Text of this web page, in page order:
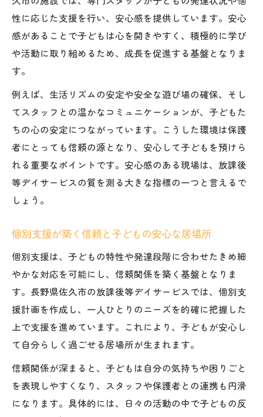
性に応じた支援を行い、安心感を提供しています。安心
感があることで子どもは心を開きやすく、積極的に学び
や活動に取り組めるため、成長を促進する基盤となりま
す。
例えば、生活リズムの安定や安全な遊び場の確保、そし
てスタッフとの温かなコミュニケーションが、子どもた
ちの心の安定につながっています。こうした環境は保護
者にとっても信頼の源となり、安心して子どもを預けら
れる重要なポイントです。安心感のある現場は、放課後
等デイサービスの質を測る大きな指標の一つと言えるで
しょう。
個別支援が築く信頼と子どもの安心な居場所
個別支援は、子どもの特性や発達段階に合わせたきめ細
やかな対応を可能にし、信頼関係を築く基盤となりま
す。長野県佐久市の放課後等デイサービスでは、個別支
援計画を作成し、一人ひとりのニーズを的確に把握した
上で支援を進めています。これにより、子どもが安心し
て自分らしく過ごせる居場所が生まれます。
信頼関係が深まると、子どもは自分の気持ちや困りごと
を表現しやすくなり、スタッフや保護者との連携も円滑
になります。具体的には、日々の活動の中で子どもの反